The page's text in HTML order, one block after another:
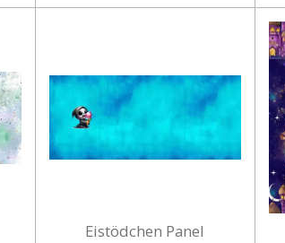
Eistödchen Panel